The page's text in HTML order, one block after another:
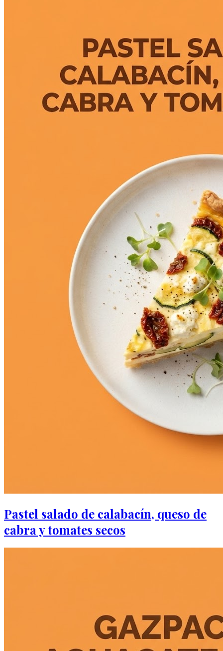
Pastel salado de calabacín, queso de
cabra y tomates secos